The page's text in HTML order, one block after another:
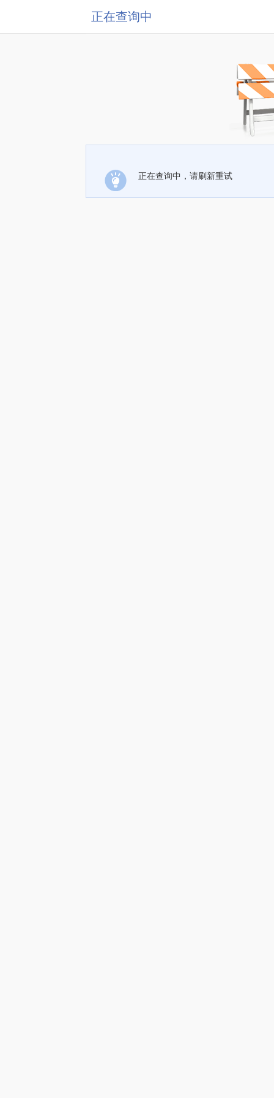
正在查询中
正在查询中，请刷新重试